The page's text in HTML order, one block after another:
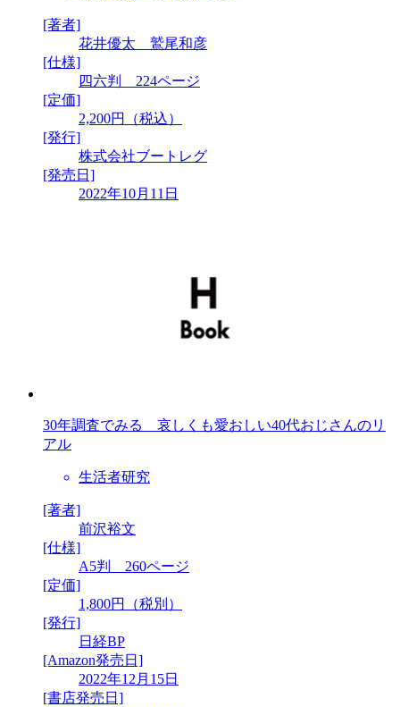
[著者]
花井優太 鷲尾和彦
[仕様]
四六判 224ページ
[定価]
2,200円（税込）
[発行]
株式会社ブートレグ
[発売日]
2022年10月11日
30年調査でみる 哀しくも愛おしい40代おじさんのリ
アル
生活者研究
[著者]
前沢裕文
[仕様]
A5判 260ページ
[定価]
1,800円（税別）
[発行]
日経BP
[Amazon発売日]
2022年12月15日
[書店発売日]